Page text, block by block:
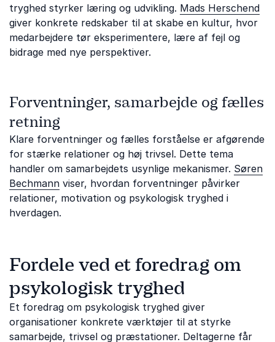
tryghed styrker læring og udvikling. Mads Herschend
giver konkrete redskaber til at skabe en kultur, hvor
medarbejdere tør eksperimentere, lære af fejl og
bidrage med nye perspektiver.
Forventninger, samarbejde og fælles
retning
Klare forventninger og fælles forståelse er afgørende
for stærke relationer og høj trivsel. Dette tema
handler om samarbejdets usynlige mekanismer. Søren
Bechmann viser, hvordan forventninger påvirker
relationer, motivation og psykologisk tryghed i
hverdagen.
Fordele ved et foredrag om
psykologisk tryghed
Et foredrag om psykologisk tryghed giver
organisationer konkrete værktøjer til at styrke
samarbejde, trivsel og præstationer. Deltagerne får